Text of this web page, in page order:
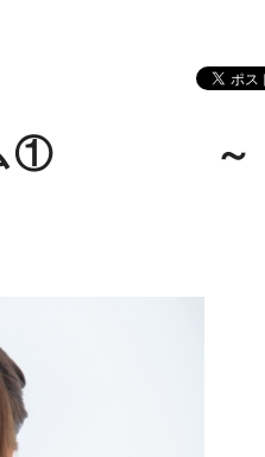
ラム① ～